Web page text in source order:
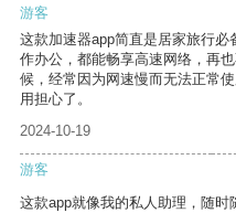
游客
这款加速器app简直是居家旅行
作办公，都能畅享高速网络，再
候，经常因为网速慢而无法正常
用担心了。
2024-10-19
游客
这款app就像我的私人助理，随时